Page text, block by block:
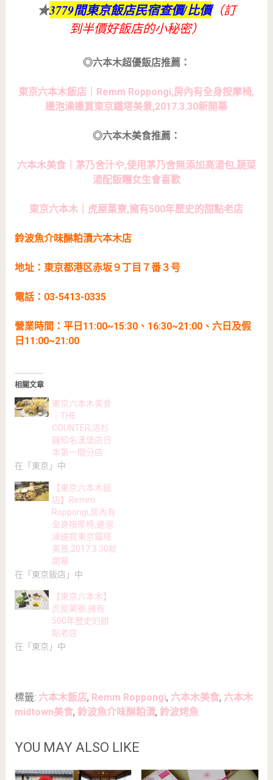
★3779間東京飯店民宿查價/比價（訂
到半價好飯店的小秘密）
◎六本木超優飯店推薦：
東京六本木飯店｜Remm Roppongi,房內有全身按摩椅,
邊泡澡邊賞東京鐵塔美景,2017.3.30新開幕
◎六本木美食推薦：
六本木美食｜茅乃舍汁や,使用茅乃舍無添加高湯包,蔬菜
湯配飯糰女生會喜歡
東京六本木｜虎屋菓寮,擁有500年歷史的甜點老店
鈴波魚介味醂粕漬六本木店
地址：東京都港区赤坂９丁目７番３号
電話：03-5413-0335
營業時間：平日11:00~15:30、16:30~21:00、六日及假
日11:00~21:00
相關文章
東京六本木美食
｜THE
COUNTER,洛杉
磯知名漢堡店日
本第一間分店
在「東京」中
【東京六本木飯
店】Remm
Roppongi,房內有
全身按摩椅,邊泡
澡邊賞東京鐵塔
美景,2017.3.30新
開幕
在「東京飯店」中
【東京六本木】
虎屋菓寮,擁有
500年歷史的甜
點老店
在「東京」中
標籤: 六本木飯店, Remm Roppongi, 六本木美食, 六本木
midtown美食, 鈴波魚介味醂粕漬, 鈴波烤魚
YOU MAY ALSO LIKE